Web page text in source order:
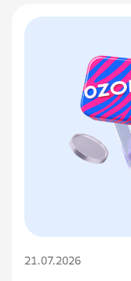
21.07.2026